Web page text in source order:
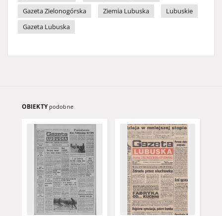
Gazeta Zielonogórska
Ziemia Lubuska
Lubuskie
Gazeta Lubuska
OBIEKTY podobne